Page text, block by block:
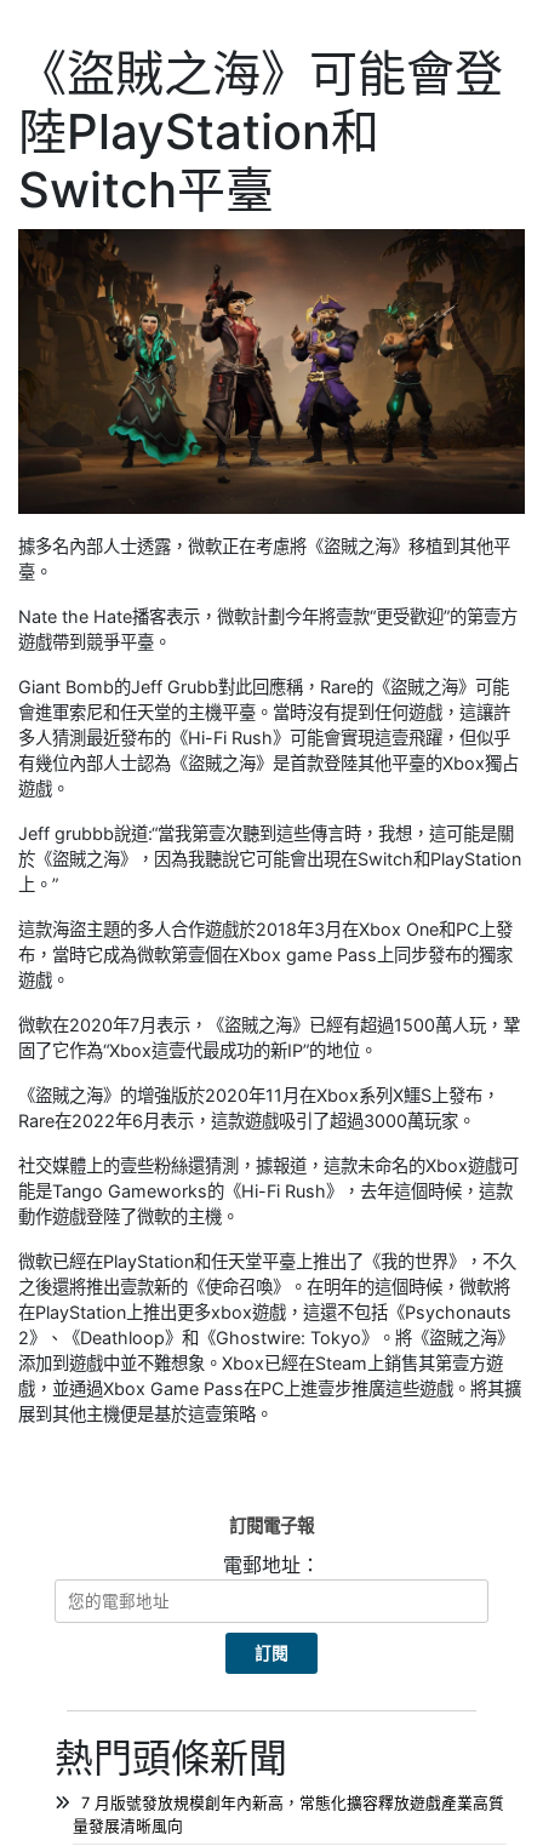
《盜賊之海》可能會登
陸PlayStation和
Switch平臺
據多名內部人士透露，微軟正在考慮將《盜賊之海》移植到其他平
臺。
Nate the Hate播客表示，微軟計劃今年將壹款“更受歡迎”的第壹方
遊戲帶到競爭平臺。
Giant Bomb的Jeff Grubb對此回應稱，Rare的《盜賊之海》可能
會進軍索尼和任天堂的主機平臺。當時沒有提到任何遊戲，這讓許
多人猜測最近發布的《Hi-Fi Rush》可能會實現這壹飛躍，但似乎
有幾位內部人士認為《盜賊之海》是首款登陸其他平臺的Xbox獨占
遊戲。
Jeff grubbb說道:“當我第壹次聽到這些傳言時，我想，這可能是關
於《盜賊之海》，因為我聽說它可能會出現在Switch和PlayStation
上。”
這款海盜主題的多人合作遊戲於2018年3月在Xbox One和PC上發
布，當時它成為微軟第壹個在Xbox game Pass上同步發布的獨家
遊戲。
微軟在2020年7月表示，《盜賊之海》已經有超過1500萬人玩，鞏
固了它作為“Xbox這壹代最成功的新IP”的地位。
《盜賊之海》的增強版於2020年11月在Xbox系列X鱷S上發布，
Rare在2022年6月表示，這款遊戲吸引了超過3000萬玩家。
社交媒體上的壹些粉絲還猜測，據報道，這款未命名的Xbox遊戲可
能是Tango Gameworks的《Hi-Fi Rush》，去年這個時候，這款
動作遊戲登陸了微軟的主機。
微軟已經在PlayStation和任天堂平臺上推出了《我的世界》，不久
之後還將推出壹款新的《使命召喚》。在明年的這個時候，微軟將
在PlayStation上推出更多xbox遊戲，這還不包括《Psychonauts
2》、《Deathloop》和《Ghostwire: Tokyo》。將《盜賊之海》
添加到遊戲中並不難想象。Xbox已經在Steam上銷售其第壹方遊
戲，並通過Xbox Game Pass在PC上進壹步推廣這些遊戲。將其擴
展到其他主機便是基於這壹策略。
訂閱電子報
電郵地址：
熱門頭條新聞
7 月版號發放規模創年內新高，常態化擴容釋放遊戲產業高質
量發展清晰風向